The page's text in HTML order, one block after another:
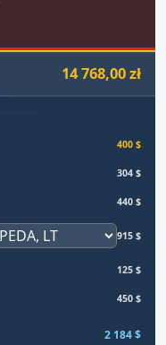
14 768,00 zł
400 $
304 $
440 $
915 $
125 $
450 $
2 184 $